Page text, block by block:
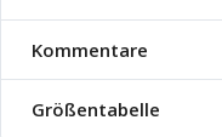
Kommentare
Größentabelle